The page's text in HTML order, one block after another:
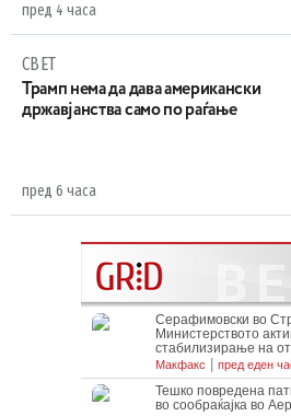
пред 4 часа
СВЕТ
Трамп нема да дава американски
државјанства само по раѓање
пред 6 часа